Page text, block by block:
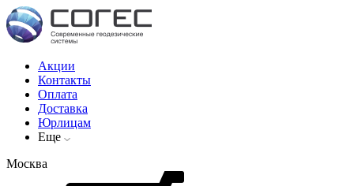
Акции
Контакты
Оплата
Доставка
Юрлицам
Еще
Москва